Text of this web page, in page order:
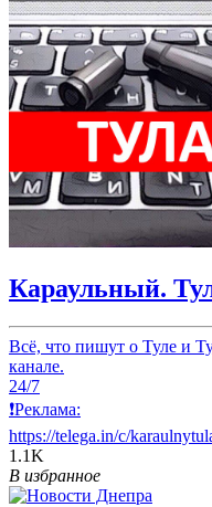
Караульный.
Всё, что пишут о Туле и
канале.
24/7
❗️Реклама:
https://telega.in/c/
1.1K
В избранное